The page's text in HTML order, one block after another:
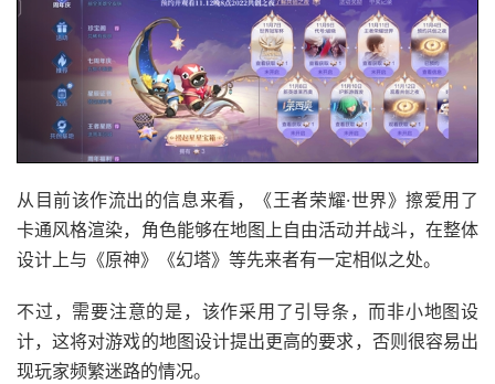
从目前该作流出的信息来看，《王者荣耀·世界》擦爱用了
卡通风格渲染，角色能够在地图上自由活动并战斗，在整体
设计上与《原神》《幻塔》等先来者有一定相似之处。
不过，需要注意的是，该作采用了引导条，而非小地图设
计，这将对游戏的地图设计提出更高的要求，否则很容易出
现玩家频繁迷路的情况。